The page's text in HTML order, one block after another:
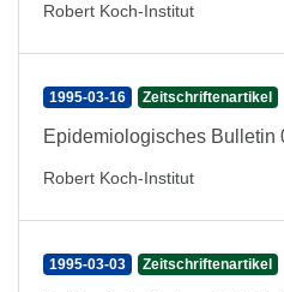
Robert Koch-Institut
1995-03-16 Zeitschriftenartikel
Epidemiologisches Bulletin
Robert Koch-Institut
1995-03-03 Zeitschriftenartikel